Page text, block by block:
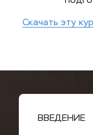
Скачать эту
ВВЕДЕНИЕ